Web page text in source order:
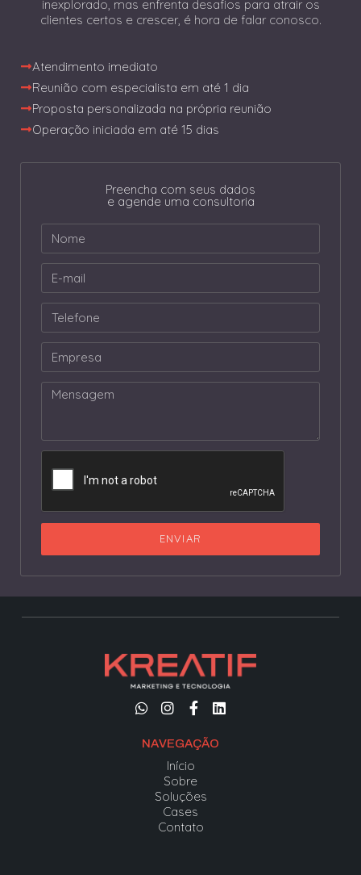
inexplorado, mas enfrenta desafios para atrair os
clientes certos e crescer, é hora de falar conosco.
Atendimento imediato
Reunião com especialista em até 1 dia
Proposta personalizada na própria reunião
Operação iniciada em até 15 dias
Preencha com seus dados
e agende uma consultoria
ENVIAR
NAVEGAÇÃO
Início
Sobre
Soluções
Cases
Contato